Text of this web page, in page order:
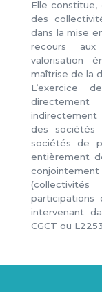
Elle constitue,
des
dans la mise
recours
valorisation
maîtrise de la
L’exercice
indirectement
des
sociétés de
entièrement
intervenant
CGCT ou